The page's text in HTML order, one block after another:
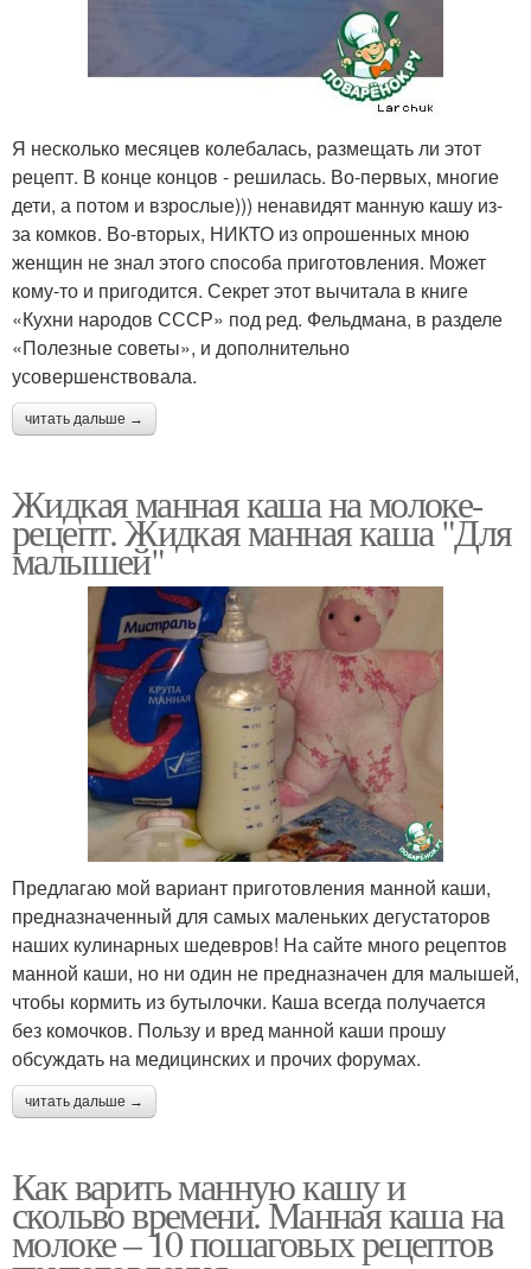
Я несколько месяцев колебалась, размещать ли этот
рецепт. В конце концов - решилась. Во-первых, многие
дети, а потом и взрослые))) ненавидят манную кашу из-
за комков. Во-вторых, НИКТО из опрошенных мною
женщин не знал этого способа приготовления. Может
кому-то и пригодится. Секрет этот вычитала в книге
«Кухни народов СССР» под ред. Фельдмана, в разделе
«Полезные советы», и дополнительно
усовершенствовала.
читать дальше →
Жидкая манная каша на молоке-
рецепт. Жидкая манная каша "Для
малышей"
Предлагаю мой вариант приготовления манной каши,
предназначенный для самых маленьких дегустаторов
наших кулинарных шедевров! На сайте много рецептов
манной каши, но ни один не предназначен для малышей,
чтобы кормить из бутылочки. Каша всегда получается
без комочков. Пользу и вред манной каши прошу
обсуждать на медицинских и прочих форумах.
читать дальше →
Как варить манную кашу и
скольво времени. Манная каша на
молоке – 10 пошаговых рецептов